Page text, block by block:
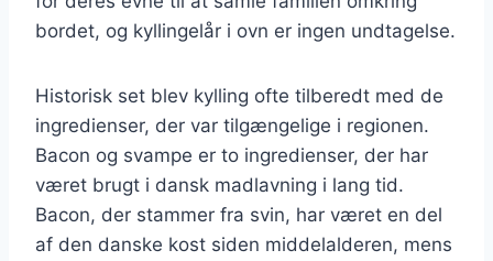
bordet, og kyllingelår i ovn er ingen undtagelse.
Historisk set blev kylling ofte tilberedt med de
ingredienser, der var tilgængelige i regionen.
Bacon og svampe er to ingredienser, der har
været brugt i dansk madlavning i lang tid.
Bacon, der stammer fra svin, har været en del
af den danske kost siden middelalderen, mens